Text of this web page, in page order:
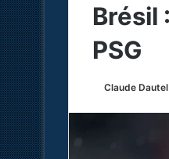
Brésil
PSG
Claude Dautel